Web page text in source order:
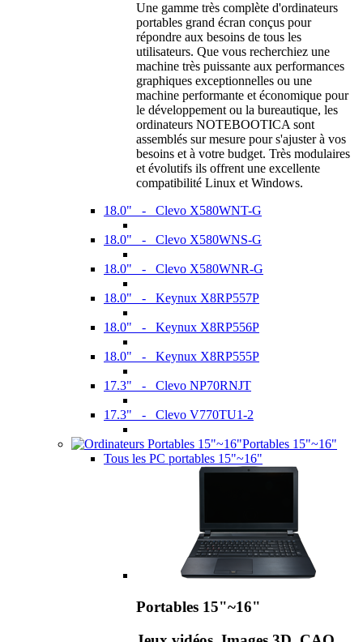
Une gamme très complète d'ordinateurs
portables grand écran conçus pour
répondre aux besoins de tous les
utilisateurs. Que vous recherchiez une
machine très puissante aux performances
graphiques exceptionnelles ou une
machine performante et économique pour
le développement ou la bureautique, les
ordinateurs NOTEBOOTICA sont
assemblés sur mesure pour s'ajuster à vos
besoins et à votre budget. Très modulaires
et évolutifs ils offrent une excellente
compatibilité Linux et Windows.
18.0" - Clevo X580WNT-G
18.0" - Clevo X580WNS-G
18.0" - Clevo X580WNR-G
18.0" - Keynux X8RP557P
18.0" - Keynux X8RP556P
18.0" - Keynux X8RP555P
17.3" - Clevo NP70RNJT
17.3" - Clevo V770TU1-2
Portables 15"~16"
Tous les PC portables 15"~16"
Portables 15"~16"